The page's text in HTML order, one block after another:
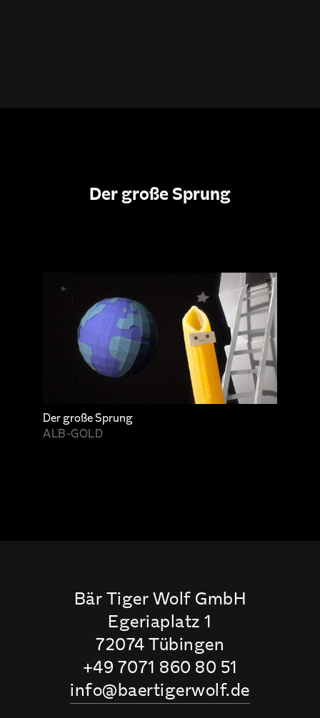
Der große Sprung
Der große Sprung
ALB-GOLD
Bär Tiger Wolf GmbH
Egeriaplatz 1
72074 Tübingen
+49 7071 860 80 51
info@baertigerwolf.de